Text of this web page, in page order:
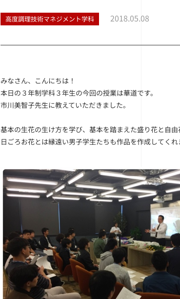
高度調理技術マネジメント学科 2018.05.08
みなさん、こんにちは！
本日の３年制学科３年生の今回の授業は華道です。
市川美智子先生に教えていただきました。
基本の生花の生け方を学び、基本を踏まえた盛り花と自由
日ごろお花とは縁遠い男子学生たちも作品を作成してくれ